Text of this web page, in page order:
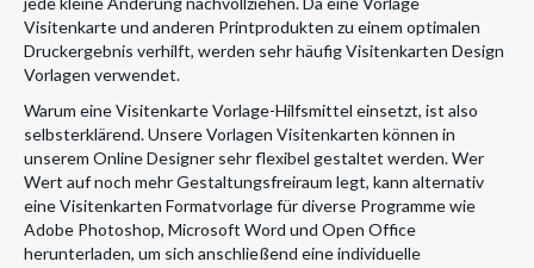
Visitenkarte und anderen Printprodukten zu einem optimalen
Druckergebnis verhilft, werden sehr häufig Visitenkarten Design
Vorlagen verwendet.
Warum eine Visitenkarte Vorlage-Hilfsmittel einsetzt, ist also
selbsterklärend. Unsere Vorlagen Visitenkarten können in
unserem Online Designer sehr flexibel gestaltet werden. Wer
Wert auf noch mehr Gestaltungsfreiraum legt, kann alternativ
eine Visitenkarten Formatvorlage für diverse Programme wie
Adobe Photoshop, Microsoft Word und Open Office
herunterladen, um sich anschließend eine individuelle